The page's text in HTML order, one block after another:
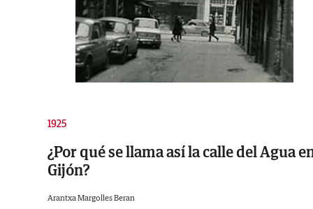
1925
¿Por qué se llama así la calle del Agua
Gijón?
Arantxa Margolles Beran